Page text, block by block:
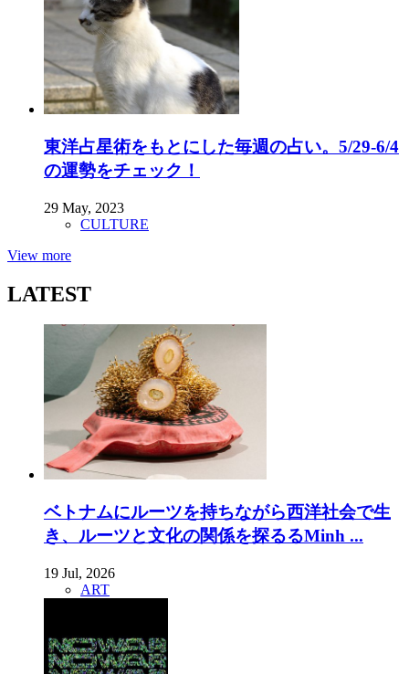
東洋占星術をもとにした毎週の占い。5/29-6/4
の運勢をチェック！
29 May, 2023
CULTURE
View more
LATEST
ベトナムにルーツを持ちながら西洋社会で生
き、ルーツと文化の関係を探るるMinh ...
19 Jul, 2026
ART